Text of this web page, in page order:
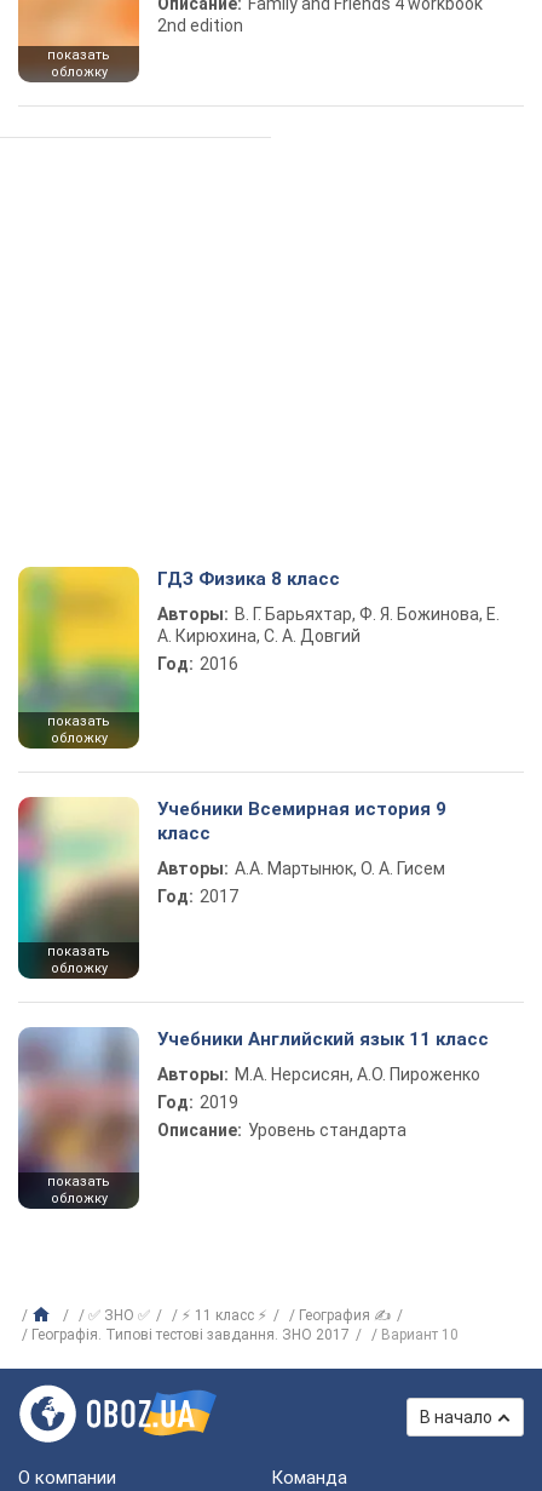
показать
обложку
2nd edition
показать
обложку
ГДЗ Физика 8 класс
Авторы: В. Г. Барьяхтар, Ф. Я. Божинова, Е.
А. Кирюхина, С. А. Довгий
Год: 2016
показать
обложку
Учебники Всемирная история 9
класс
Авторы: А.А. Мартынюк, О. А. Гисем
Год: 2017
показать
обложку
Учебники Английский язык 11 класс
Авторы: М.А. Нерсисян, А.О. Пироженко
Год: 2019
Описание: Уровень стандарта
✅ ЗНО ✅ ⚡ 11 класс ⚡
География ✍
Географія. Типові тестові завдання. ЗНО 2017
Вариант 10
В начало
О компании Команда